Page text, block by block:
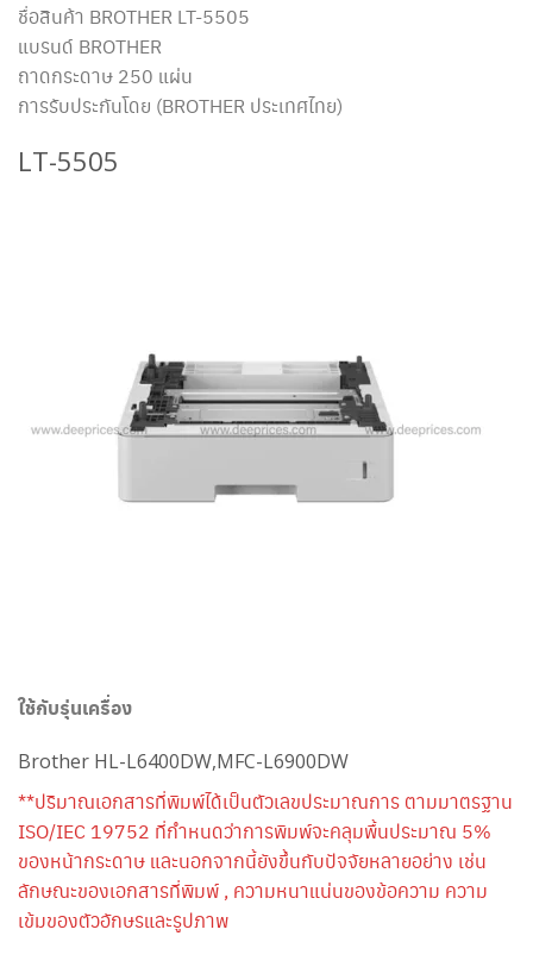
ชื่อสินค้า BROTHER LT-5505
แบรนด์ BROTHER
ถาดกระดาษ 250 แผ่น
การรับประกันโดย (BROTHER ประเทศไทย)
LT-5505
ใช้กับรุ่นเครื่อง
Brother HL-L6400DW,MFC-L6900DW
**ปริมาณเอกสารที่พิมพ์ได้เป็นตัวเลขประมาณการ ตามมาตรฐาน
ISO/IEC 19752 ที่กำหนดว่าการพิมพ์จะคลุมพื้นประมาณ 5%
ของหน้ากระดาษ และนอกจากนี้ยังขึ้นกับปัจจัยหลายอย่าง เช่น
ลักษณะของเอกสารที่พิมพ์ , ความหนาแน่นของข้อความ ความ
เข้มของตัวอักษรและรูปภาพ